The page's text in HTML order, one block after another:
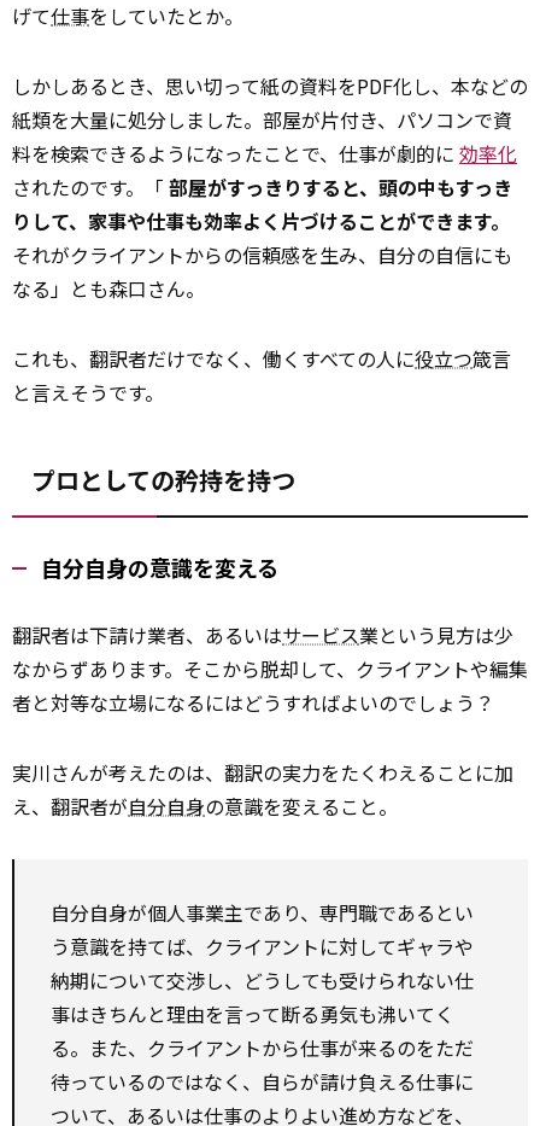
げて仕事をしていたとか。
しかしあるとき、思い切って紙の資料をPDF化し、本などの
紙類を大量に処分しました。部屋が片付き、パソコンで資
料を検索できるようになったことで、仕事が劇的に 効率化
されたのです。「 部屋がすっきりすると、頭の中もすっき
りして、家事や仕事も効率よく片づけることができます。
それがクライアントからの信頼感を生み、自分の自信にも
なる」とも森口さん。
これも、翻訳者だけでなく、働くすべての人に役立つ箴言
と言えそうです。
プロとしての矜持を持つ
自分自身の意識を変える
翻訳者は下請け業者、あるいはサービス業という見方は少
なからずあります。そこから脱却して、クライアントや編集
者と対等な立場になるにはどうすればよいのでしょう？
実川さんが考えたのは、翻訳の実力をたくわえることに加
え、翻訳者が自分自身の意識を変えること。
自分自身が個人事業主であり、専門職であるとい
う意識を持てば、クライアントに対してギャラや
納期について交渉し、どうしても受けられない仕
事はきちんと理由を言って断る勇気も沸いてく
る。また、クライアントから仕事が来るのをただ
待っているのではなく、自らが請け負える仕事に
ついて、あるいは仕事のよりよい進め方などを、